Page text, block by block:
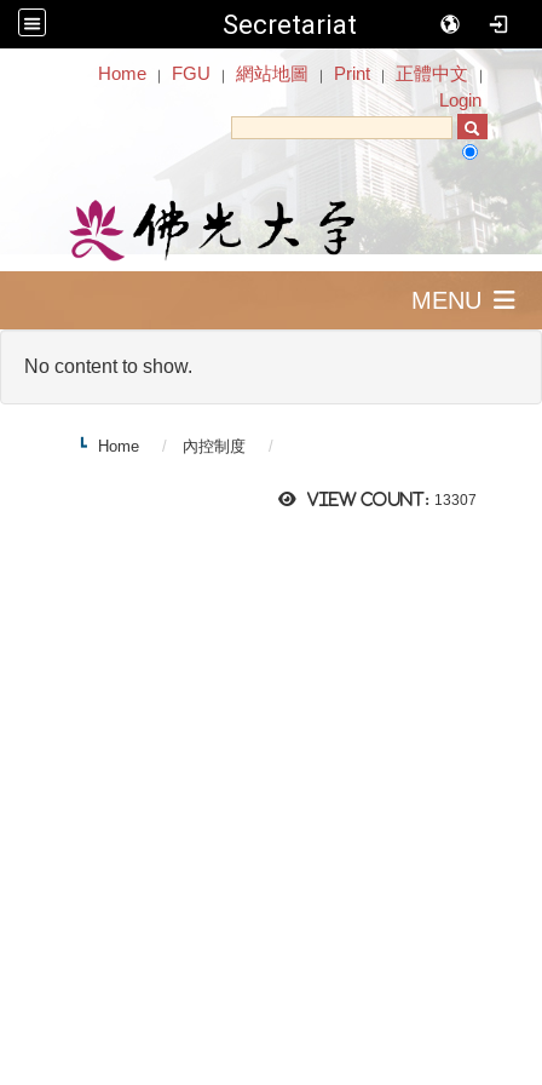
Secretariat
Home ｜ FGU ｜ 網站地圖 ｜ Print ｜ 正體中文 ｜
Login
MENU
No content to show.
Home 內控制度
View count: 13307